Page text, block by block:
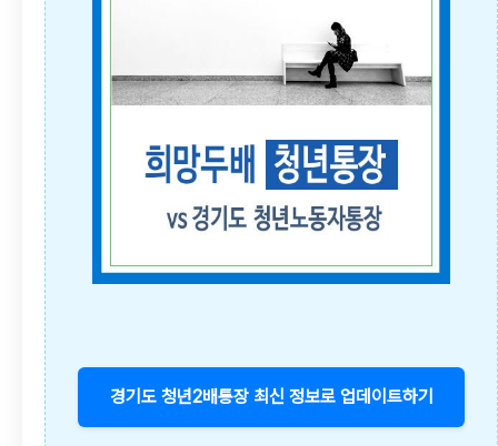
경기도 청년2배통장 최신 정보로 업데이트하기